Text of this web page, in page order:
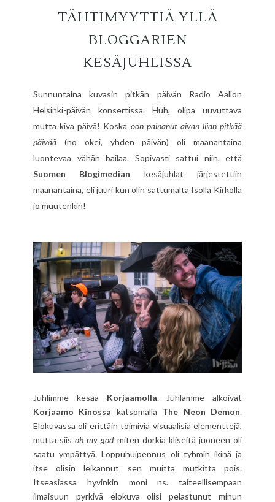
TÄHTIMYYTTIÄ YLLÄ
BLOGGARIEN
KESÄJUHLISSA
Sunnuntaina kuvasin pitkän päivän Radio Aallon
Helsinki-päivän konsertissa. Huh, olipa uuvuttava
mutta kiva päivä! Koska oon painanut aivan liian pitkää
päivää (no okei, yhden päivän) oli maanantaina
luontevaa vähän bailaa. Sopivasti sattui niin, että
Suomen Blogimedian kesäjuhlat järjestettiin
maanantaina, eli juuri kun olin sattumalta Isolla Kirkolla
jo muutenkin!
Juhlimme kesää Korjaamolla. Juhlamme alkoivat
Korjaamo Kinossa katsomalla The Neon Demon.
Elokuvassa oli erittäin toimivia visuaalisia elementtejä,
mutta siisoh my godmiten dorkia kliseitä juoneen oli
saatu ympättyä. Loppuhuipennus oli tyhmin ikinä ja
itse olisin leikannut sen muitta mutkitta pois.
Itseasiassa hyvinkin moni ns. taiteellisempaan
ilmaisuun pyrkivä elokuva olisi pelastunut minun